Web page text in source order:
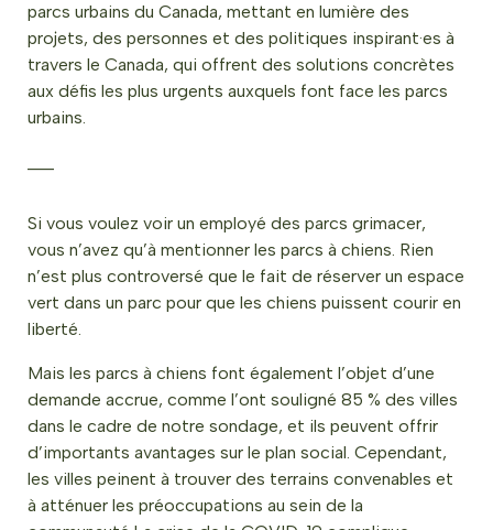
parcs urbains du Canada, mettant en lumière des
projets, des personnes et des politiques inspirant·es à
travers le Canada, qui offrent des solutions concrètes
aux défis les plus urgents auxquels font face les parcs
urbains.
Si vous voulez voir un employé des parcs grimacer,
vous n’avez qu’à mentionner les parcs à chiens. Rien
n’est plus controversé que le fait de réserver un espace
vert dans un parc pour que les chiens puissent courir en
liberté.
Mais les parcs à chiens font également l’objet d’une
demande accrue, comme l’ont souligné 85 % des villes
dans le cadre de notre sondage, et ils peuvent offrir
d’importants avantages sur le plan social. Cependant,
les villes peinent à trouver des terrains convenables et
à atténuer les préoccupations au sein de la